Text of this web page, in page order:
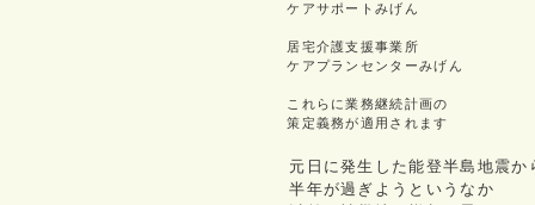
ケアサポートみげん
居宅介護支援事業所
ケアプランセンターみげん
これらに業務継続計画の
策定義務が適用されます
元日に発生した能登半島地震か
半年が過ぎようというなか